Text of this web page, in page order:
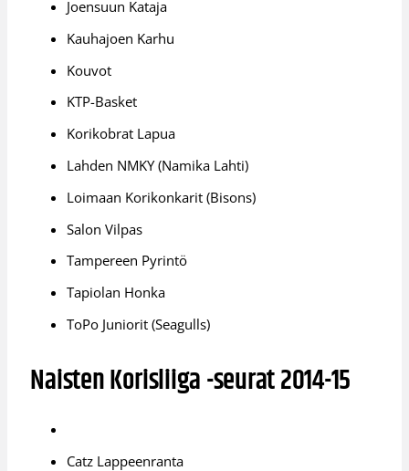
Joensuun Kataja
Kauhajoen Karhu
Kouvot
KTP-Basket
Korikobrat Lapua
Lahden NMKY (Namika Lahti)
Loimaan Korikonkarit (Bisons)
Salon Vilpas
Tampereen Pyrintö
Tapiolan Honka
ToPo Juniorit (Seagulls)
Naisten Korisliiga -seurat 2014-15
Catz Lappeenranta